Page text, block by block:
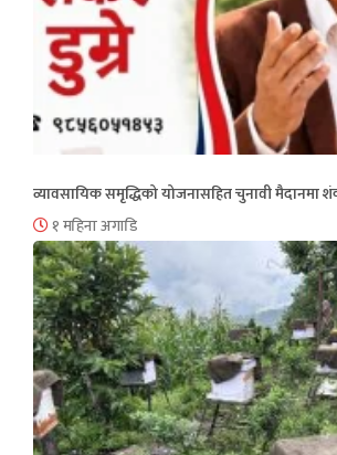
व्यावसायिक समृद्धिको योजनासहित चुनावी मैदानमा
१ महिना अगाडि